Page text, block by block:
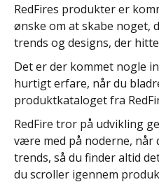
RedFires produkter er
ønske om at skabe noget,
trends og designs, der
Det er der kommet nogle
hurtigt erfare, når du
produktkataloget fra
RedFire tror på udvikling
være med på noderne, når
trends, så du finder altid
du scroller igennem